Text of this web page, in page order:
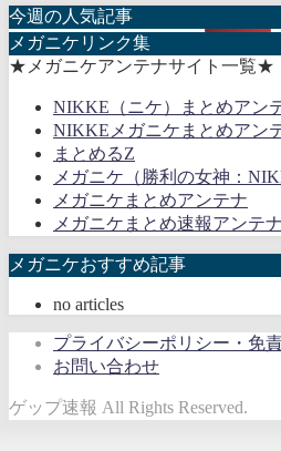
今週の人気記事
メガニケリンク集
★メガニケアンテナサイト一覧★
NIKKE（ニケ）まとめアン
NIKKEメガニケまとめアン
まとめるZ
メガニケ（勝利の女神：
メガニケまとめアンテナ
メガニケまとめ速報アンテナ
メガニケおすすめ記事
no articles
プライバシーポリシー・免
お問い合わせ
ゲップ速報 All Rights Reserved.